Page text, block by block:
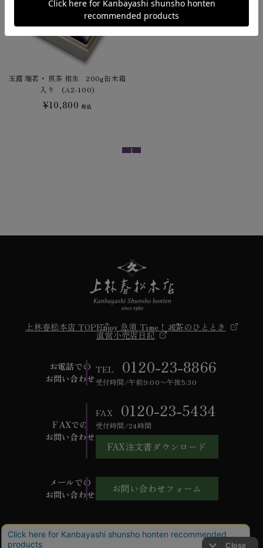
玉露 瑞茗・ 煎茶 相生 200g缶木箱
入り (A2-100)
¥10,800税込
1
上林春松本店 TOPEnjoy 急須 Time！ お茶のひととき
直営小売店日記
お電話での
お問い合わせ
TEL 0120-23-8866
受付時間/午前9:00〜午後5:30
FAXでの
お問い合わせ
FAX 0120-23-5434
受付時間/24時間
FAX注文書ダウンロード
メールでの
お問い合わせ
お問い合わせフォーム
ご利用ガイドよくあるご質問お問い合わせ